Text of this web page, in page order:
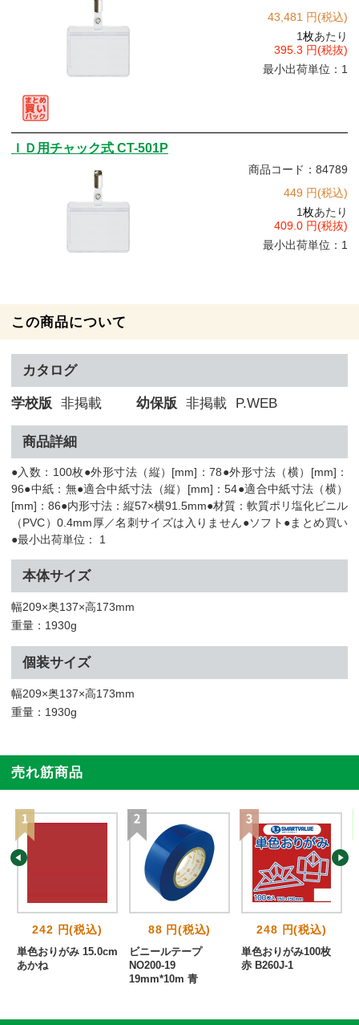
43,481 円(税込)
1枚あたり
395.3 円(税抜)
最小出荷単位：1
ＩＤ用チャック式 CT-501P
商品コード：84789
449 円(税込)
1枚あたり
409.0 円(税抜)
最小出荷単位：1
この商品について
カタログ
学校版 非掲載 幼保版 非掲載 P.WEB
商品詳細
●入数：100枚●外形寸法（縦）[mm]：78●外形寸法（横）[mm]：
96●中紙：無●適合中紙寸法（縦）[mm]：54●適合中紙寸法（横）
[mm]：86●内形寸法：縦57×横91.5mm●材質：軟質ポリ塩化ビニル
（PVC）0.4mm厚／名刺サイズは入りません●ソフト●まとめ買い
●最小出荷単位： 1
本体サイズ
幅209×奥137×高173mm
重量：1930g
個装サイズ
幅209×奥137×高173mm
重量：1930g
売れ筋商品
242 円(税込)
単色おりがみ 15.0cm
あかね
88 円(税込)
ビニールテープ
NO200-19
19mm*10m 青
248 円(税込)
単色おりがみ100枚
赤 B260J-1